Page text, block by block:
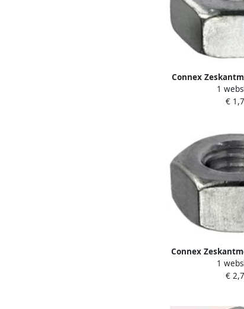
Connex
1
€
Connex
1
€